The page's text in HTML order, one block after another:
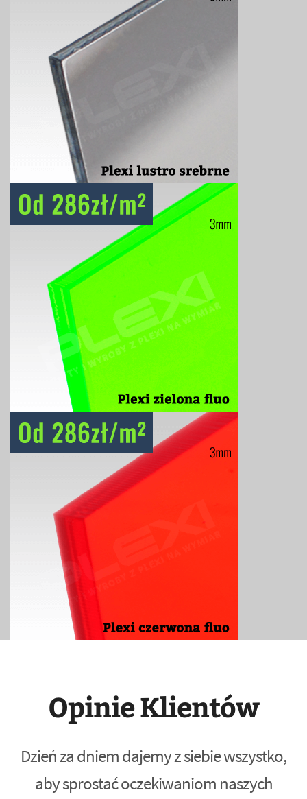
Opinie Klientów
Dzień za dniem dajemy z siebie wszystko,
aby sprostać oczekiwaniom naszych